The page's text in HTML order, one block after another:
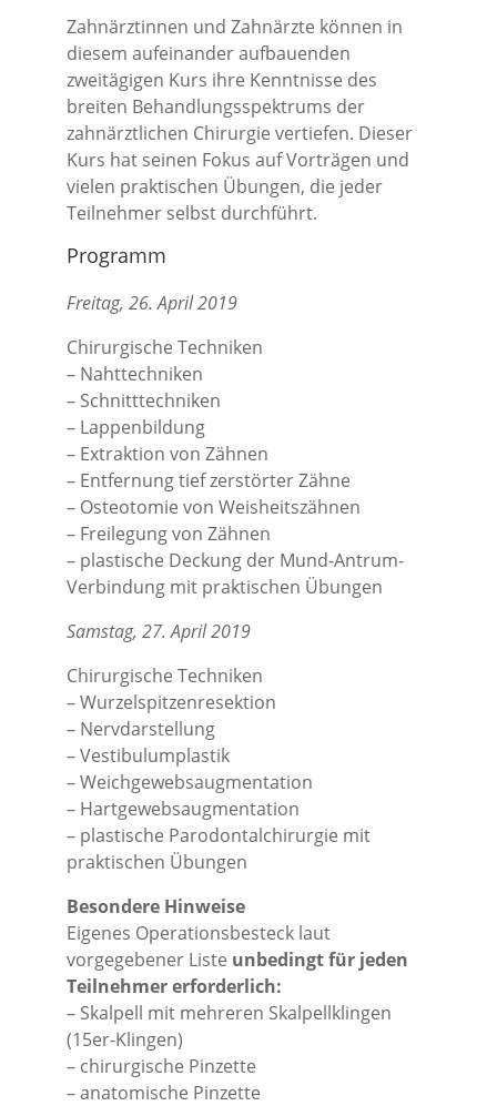
Zahnärztinnen und Zahnärzte können in
diesem aufeinander aufbauenden
zweitägigen Kurs ihre Kenntnisse des
breiten Behandlungsspektrums der
zahnärztlichen Chirurgie vertiefen. Dieser
Kurs hat seinen Fokus auf Vorträgen und
vielen praktischen Übungen, die jeder
Teilnehmer selbst durchführt.
Programm
Freitag, 26. April 2019
Chirurgische Techniken
– Nahttechniken
– Schnitttechniken
– Lappenbildung
– Extraktion von Zähnen
– Entfernung tief zerstörter Zähne
– Osteotomie von Weisheitszähnen
– Freilegung von Zähnen
– plastische Deckung der Mund-Antrum-
Verbindung mit praktischen Übungen
Samstag, 27. April 2019
Chirurgische Techniken
– Wurzelspitzenresektion
– Nervdarstellung
– Vestibulumplastik
– Weichgewebsaugmentation
– Hartgewebsaugmentation
– plastische Parodontalchirurgie mit
praktischen Übungen
Besondere Hinweise
Eigenes Operationsbesteck laut
vorgegebener Liste unbedingt für jeden
Teilnehmer erforderlich:
– Skalpell mit mehreren Skalpellklingen
(15er-Klingen)
– chirurgische Pinzette
– anatomische Pinzette